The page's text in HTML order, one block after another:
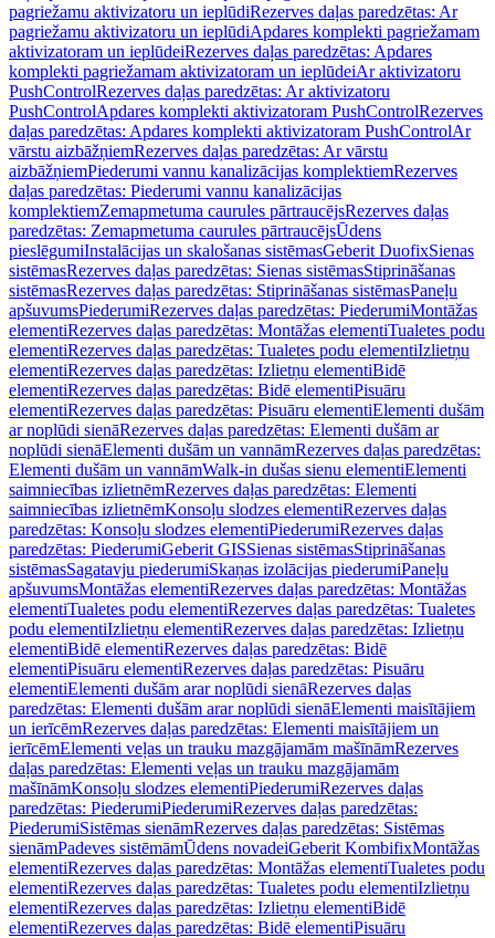
pagriežamu aktivizatoru un ieplūdiRezerves daļas paredzētas: Ar
pagriežamu aktivizatoru un ieplūdiApdares komplekti pagriežamam
aktivizatoram un ieplūdeiRezerves daļas paredzētas: Apdares
komplekti pagriežamam aktivizatoram un ieplūdeiAr aktivizatoru
PushControlRezerves daļas paredzētas: Ar aktivizatoru
PushControlApdares komplekti aktivizatoram PushControlRezerves
daļas paredzētas: Apdares komplekti aktivizatoram PushControlAr
vārstu aizbāžņiemRezerves daļas paredzētas: Ar vārstu
aizbāžņiemPiederumi vannu kanalizācijas komplektiemRezerves
daļas paredzētas: Piederumi vannu kanalizācijas
komplektiemZemapmetuma caurules pārtraucējsRezerves daļas
paredzētas: Zemapmetuma caurules pārtraucējsŪdens
pieslēgumiInstalācijas un skalošanas sistēmasGeberit DuofixSienas
sistēmasRezerves daļas paredzētas: Sienas sistēmasStiprināšanas
sistēmasRezerves daļas paredzētas: Stiprināšanas sistēmasPaneļu
apšuvumsPiederumiRezerves daļas paredzētas: PiederumiMontāžas
elementiRezerves daļas paredzētas: Montāžas elementiTualetes podu
elementiRezerves daļas paredzētas: Tualetes podu elementiIzlietņu
elementiRezerves daļas paredzētas: Izlietņu elementiBidē
elementiRezerves daļas paredzētas: Bidē elementiPisuāru
elementiRezerves daļas paredzētas: Pisuāru elementiElementi dušām
ar noplūdi sienāRezerves daļas paredzētas: Elementi dušām ar
noplūdi sienāElementi dušām un vannāmRezerves daļas paredzētas:
Elementi dušām un vannāmWalk-in dušas sienu elementiElementi
saimniecības izlietnēmRezerves daļas paredzētas: Elementi
saimniecības izlietnēmKonsoļu slodzes elementiRezerves daļas
paredzētas: Konsoļu slodzes elementiPiederumiRezerves daļas
paredzētas: PiederumiGeberit GISSienas sistēmasStiprināšanas
sistēmasSagatavju piederumiSkaņas izolācijas piederumiPaneļu
apšuvumsMontāžas elementiRezerves daļas paredzētas: Montāžas
elementiTualetes podu elementiRezerves daļas paredzētas: Tualetes
podu elementiIzlietņu elementiRezerves daļas paredzētas: Izlietņu
elementiBidē elementiRezerves daļas paredzētas: Bidē
elementiPisuāru elementiRezerves daļas paredzētas: Pisuāru
elementiElementi dušām arar noplūdi sienāRezerves daļas
paredzētas: Elementi dušām arar noplūdi sienāElementi maisītājiem
un ierīcēmRezerves daļas paredzētas: Elementi maisītājiem un
ierīcēmElementi veļas un trauku mazgājamām mašīnāmRezerves
daļas paredzētas: Elementi veļas un trauku mazgājamām
mašīnāmKonsoļu slodzes elementiPiederumiRezerves daļas
paredzētas: PiederumiPiederumiRezerves daļas paredzētas:
PiederumiSistēmas sienāmRezerves daļas paredzētas: Sistēmas
sienāmPadeves sistēmāmŪdens novadeiGeberit KombifixMontāžas
elementiRezerves daļas paredzētas: Montāžas elementiTualetes podu
elementiRezerves daļas paredzētas: Tualetes podu elementiIzlietņu
elementiRezerves daļas paredzētas: Izlietņu elementiBidē
elementiRezerves daļas paredzētas: Bidē elementiPisuāru